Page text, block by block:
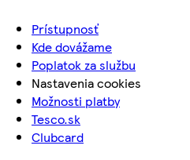
Prístupnosť
Kde dovážame
Poplatok za službu
Nastavenia cookies
Možnosti platby
Tesco.sk
Clubcard